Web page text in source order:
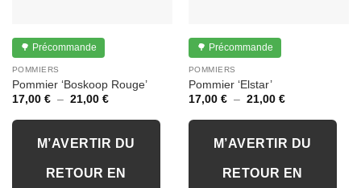
🌳 Précommande
POMMIERS
Pommier ‘Boskoop Rouge’
17,00 € – 21,00 €Plage
prix :
à
21,00 €
M’AVERTIR DU
RETOUR EN
🌳 Précommande
POMMIERS
Pommier ‘Elstar’
17,00 € – 21,00 €Plage
prix :
à
21,00 €
M’AVERTIR DU
RETOUR EN